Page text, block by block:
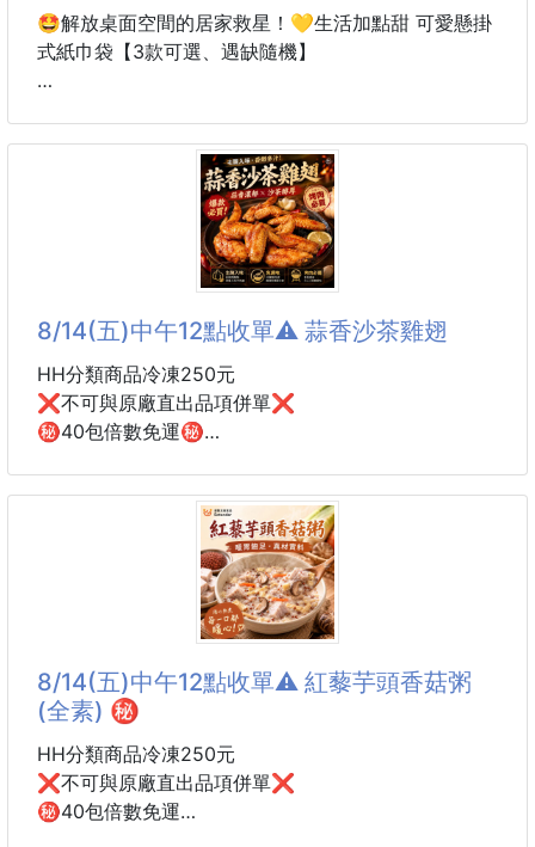
別被它可愛的外表騙了！特殊的「大肚」包型設計，底
部比一般輕巧包款更寬，能輕鬆裝下比想像中更多的隨
🤩解放桌面空間的居家救星！💛生活加點甜 可愛懸掛
式紙巾袋【3款可選、遇缺隨機】
🧻每天抽衛生紙，✨也要儀式感滿滿！
把平淡無奇的衛生紙，變成家裡最吸睛的療癒小角！
🤩解放桌面空間的居家救星！
來
浴室、車上、臥室隨處可掛
讓衛生紙也有專屬的可愛小窩～🥰
色彩飽滿，經久耐用有質感
🌟附軟軟超Q大提手＋開合環扣
汽車椅背、浴室洗臉台、臥室牆面隨掛隨用🆗
🌟加寬抽紙口×大容量設計
輕鬆裝下，抽取順手不卡
8/14(五)中午12點收單⚠️ 蒜香沙茶雞翅
HH分類商品冷凍250元
❌不可與原廠直出品項併單❌
㊙️40包倍數免運㊙️
中秋烤肉必囤！嚴選雞翅搭配蒜香、沙茶、秘製醬油醃
製入味，還沒開烤就香氣四溢，放上烤網後更是越烤越
香、越烤越涮嘴，讓人忍不住一支接一支！
醬汁完整包覆雞翅，每一口都吃得到濃郁蒜香與沙茶鹹
炸、烤箱或煎鍋料理都超方便，新手也能輕鬆完成美
味。
✨ 蒜香濃郁，風味層次豐富
8/14(五)中午12點收單⚠️ 紅藜芋頭香菇粥
(全素) ㊙️
HH分類商品冷凍250元
❌不可與原廠直出品項併單❌
㊙️40包倍數免運